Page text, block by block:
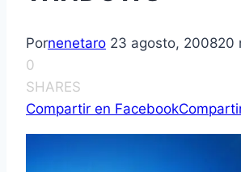
Pornenetaro 23 agosto, 200820
0
SHARES
Compartir en Facebook